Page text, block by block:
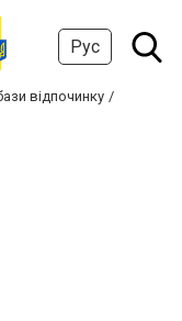
Рус
відпочинку